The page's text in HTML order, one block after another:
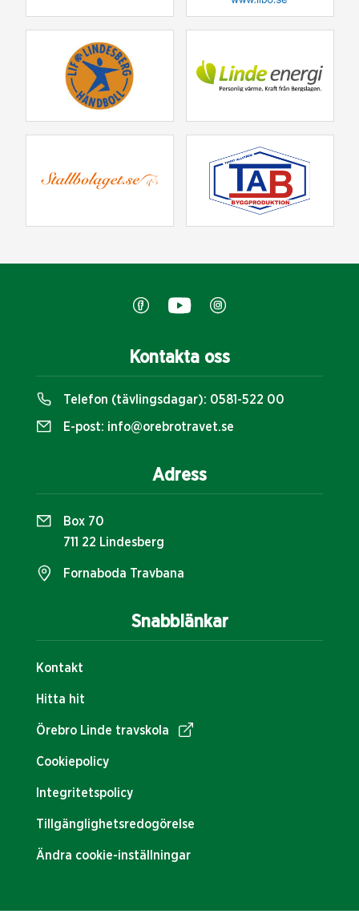
Snabblänkar
Kontakt
Hitta hit
Örebro Linde travskola
Cookiepolicy
Integritetspolicy
Tillgänglighetsredogörelse
Ändra cookie-inställningar
Kontakta oss
Telefon (tävlingsdagar): 0581-522 00
E-post: info@orebrotravet.se
Adress
Box 70
711 22 Lindesberg
Fornaboda Travbana